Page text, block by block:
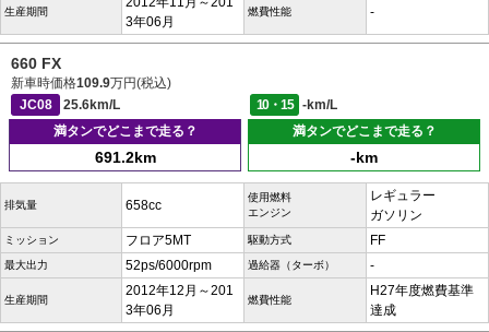
生産期間
3年06月
燃費性能 -
660 FX
新車時価格109.9万円(税込)
JC08
25.6km/L 10・15
-km/L
満タンでどこまで走る？
691.2km
満タンでどこまで走る？
-km
排気量 658cc
使用燃料
エンジン
レギュラー
ガソリン
ミッション フロア5MT 駆動方式 FF
最大出力 52ps/6000rpm 過給器（ターボ） -
生産期間
2012年12月～201
3年06月
燃費性能
H27年度燃費基準
達成